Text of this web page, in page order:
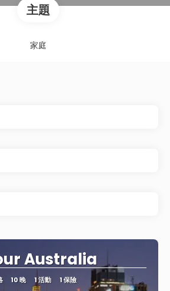
主題
家庭
Australia
10 晚 1 活動 1 保險